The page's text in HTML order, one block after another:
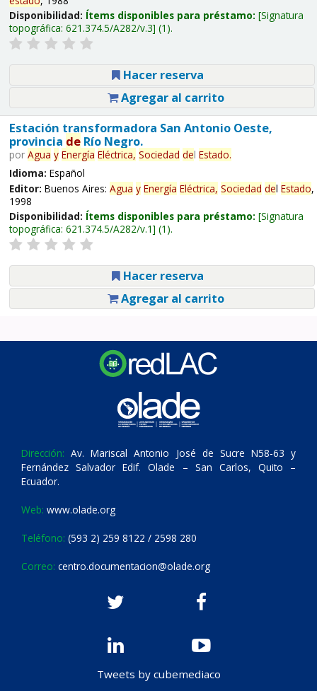
Disponibilidad: Ítems disponibles para préstamo: Signatura
topográfica: 621.374.5/A282/v.3 (1).
Hacer reserva
Agregar al carrito
Estación transformadora San Antonio Oeste,
provincia deRío Negro.
por Agua y Energía Eléctrica, Sociedad del Estado.
Idioma: Español
Editor: Buenos Aires: Agua y Energía Eléctrica, Sociedad del Estado,
1998
Disponibilidad: Ítems disponibles para préstamo: Signatura
topográfica: 621.374.5/A282/v.1 (1).
Hacer reserva
Agregar al carrito
Dirección: Av. Mariscal Antonio José de Sucre N58-63 y
Fernández Salvador Edif. Olade – San Carlos, Quito –
Ecuador.
Web: www.olade.org
Teléfono: (593 2) 259 8122 / 2598 280
Correo: centro.documentacion@olade.org
Tweets by cubemediaco